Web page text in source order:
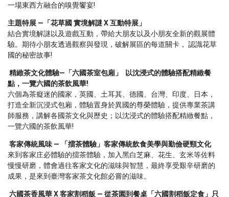
一場東西方融合的嗅覺饗宴!
主題特展 ―「花草國 實境解謎 X 互動特展」
結合實境解謎以及遊戲互動，帶給大朋友以及小朋友全新的觀展體
驗。期待小朋友透過觀察與發現，破解展區的每道關卡， 認識花草
國的秘密故事!
點，一覽六國的茶飲風華!
六個為茶癡迷的國家，英國、土耳其、德國、台灣、印度、日本，
打造全新沉浸式包廂，體驗置身於異國的尊榮體驗，提供專業茶講
師服務，講解各國茶文化與歷史；以沈浸式的體驗搭配精緻餐點，
一覽六國的茶飲風華!
客家傳統風味 ― 「擂茶體驗」客家傳統飲食美學與勤儉硬頸文化
來到客家庄必體驗的擂茶體驗，加入黑白芝麻、花生、玄米等佐料
慢慢研磨，體會過往客家文化的滋味與智慧，最終享受艱辛研磨的
成果，是來到臺灣客家茶文化館必嘗的滋味。